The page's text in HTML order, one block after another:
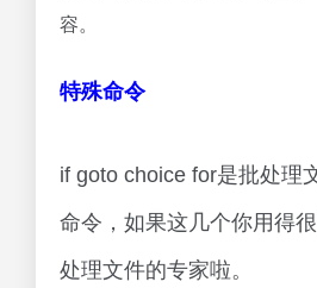
容。
特殊命令
if goto choice for是批处理
命令，如果这几个你用得
处理文件的专家啦。